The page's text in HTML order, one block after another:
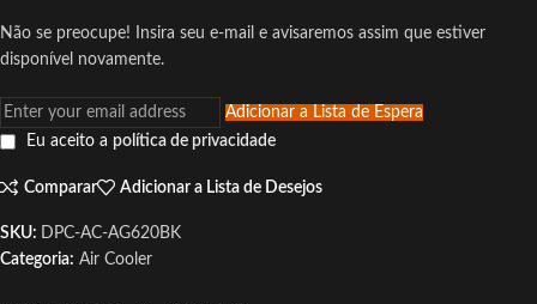
Não se preocupe! Insira seu e-mail e avisaremos assim que estiver
disponível novamente.
Adicionar a Lista de Espera
Eu aceito a política de privacidade
Comparar Adicionar a Lista de Desejos
SKU: DPC-AC-AG620BK
Categoria: Air Cooler